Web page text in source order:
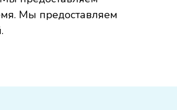
Мы предоставляем